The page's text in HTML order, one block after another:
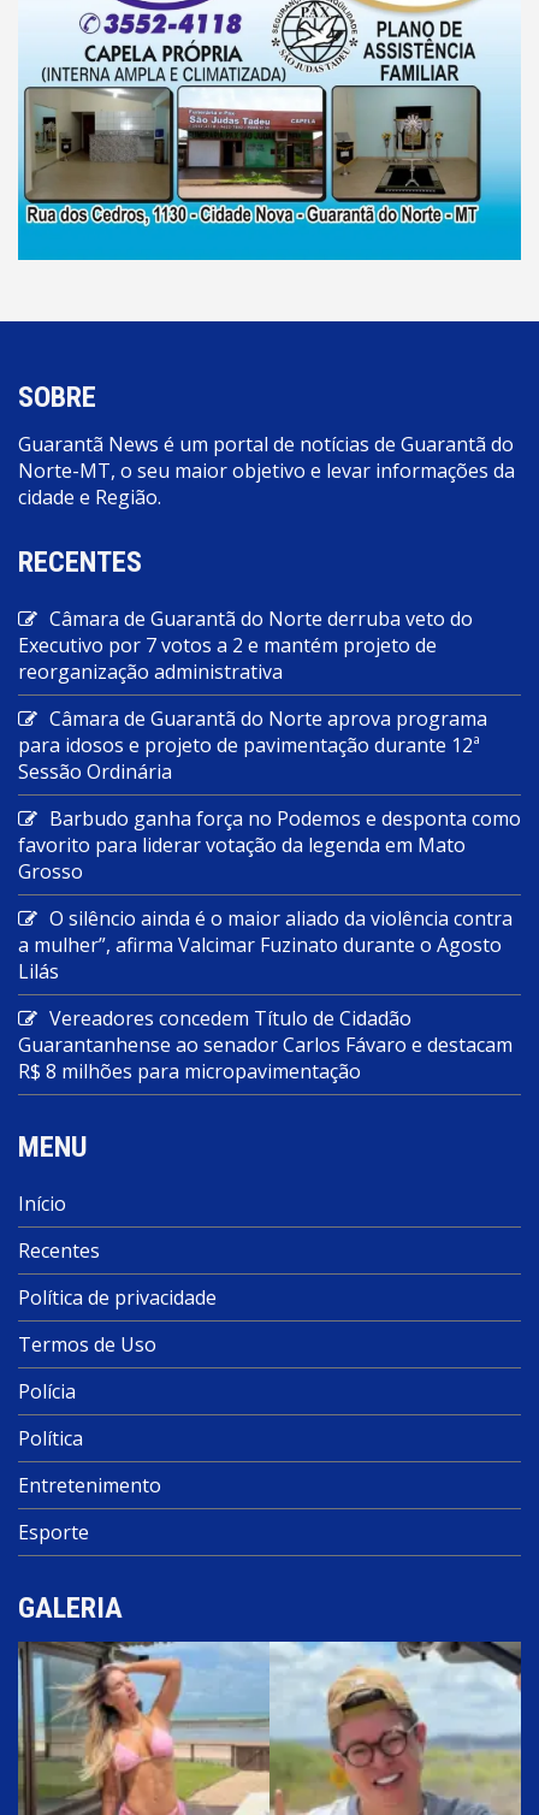
SOBRE
Guarantã News é um portal de notícias de Guarantã do
Norte-MT, o seu maior objetivo e levar informações da
cidade e Região.
RECENTES
Câmara de Guarantã do Norte derruba veto do
Executivo por 7 votos a 2 e mantém projeto de
reorganização administrativa
Câmara de Guarantã do Norte aprova programa
para idosos e projeto de pavimentação durante 12ª
Sessão Ordinária
Barbudo ganha força no Podemos e desponta como
favorito para liderar votação da legenda em Mato
Grosso
O silêncio ainda é o maior aliado da violência contra
a mulher”, afirma Valcimar Fuzinato durante o Agosto
Lilás
Vereadores concedem Título de Cidadão
Guarantanhense ao senador Carlos Fávaro e destacam
R$ 8 milhões para micropavimentação
MENU
Início
Recentes
Política de privacidade
Termos de Uso
Polícia
Política
Entretenimento
Esporte
GALERIA